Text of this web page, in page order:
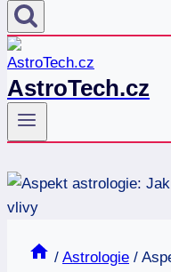
AstroTech.cz
/ Astrologie /